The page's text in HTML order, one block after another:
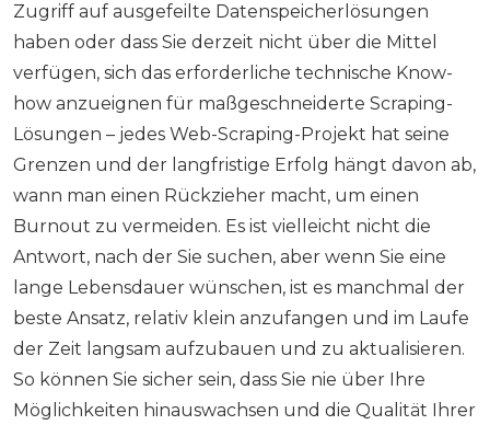
Zugriff auf ausgefeilte Datenspeicherlösungen
haben oder dass Sie derzeit nicht über die Mittel
verfügen, sich das erforderliche technische Know-
how anzueignen für maßgeschneiderte Scraping-
Lösungen – jedes Web-Scraping-Projekt hat seine
Grenzen und der langfristige Erfolg hängt davon ab,
wann man einen Rückzieher macht, um einen
Burnout zu vermeiden. Es ist vielleicht nicht die
Antwort, nach der Sie suchen, aber wenn Sie eine
lange Lebensdauer wünschen, ist es manchmal der
beste Ansatz, relativ klein anzufangen und im Laufe
der Zeit langsam aufzubauen und zu aktualisieren.
So können Sie sicher sein, dass Sie nie über Ihre
Möglichkeiten hinauswachsen und die Qualität Ihrer